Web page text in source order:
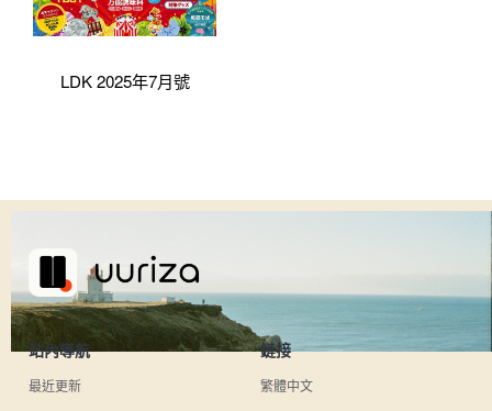
LDK 2025年7月號
站內導航
最近更新
鏈接
繁體中文